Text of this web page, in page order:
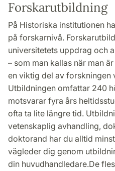
Forskarutbildning
På Historiska institutionen
på forskarnivå.
universitetets uppdrag och
– som man kallas när man
en viktig del av forskningen
Utbildningen omfattar 240
motsvarar fyra års
ofta ta lite längre tid.
vetenskaplig avhandling,
doktorand har du alltid
vägleder dig genom
din huvudhandledare.De